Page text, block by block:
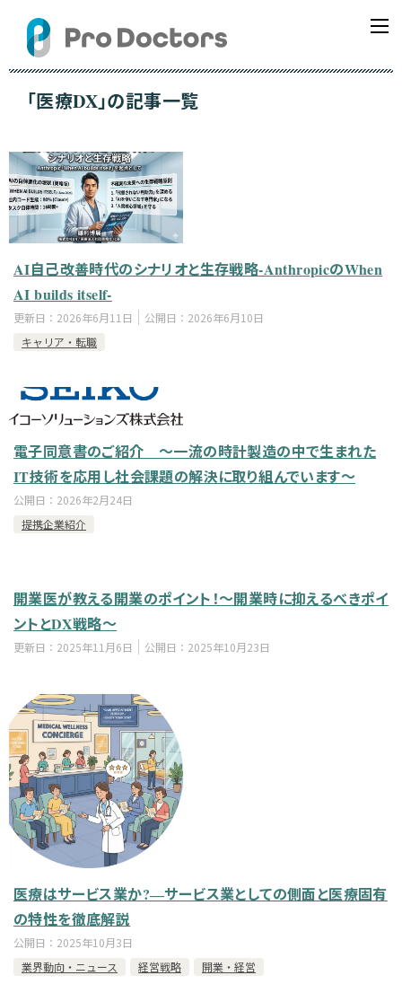
「医療DX」の記事一覧
AI自己改善時代のシナリオと生存戦略-AnthropicのWhen
AI builds itself-
更新日： 2026年6月11日 公開日： 2026年6月10日
キャリア・転職
電子同意書のご紹介 ～一流の時計製造の中で生まれた
IT技術を応用し社会課題の解決に取り組んでいます～
公開日： 2026年2月24日
提携企業紹介
開業医が教える開業のポイント！～開業時に抑えるべきポイ
ントとDX戦略～
更新日： 2025年11月6日 公開日： 2025年10月23日
医療はサービス業か?―サービス業としての側面と医療固有
の特性を徹底解説
公開日： 2025年10月3日
業界動向・ニュース
経営戦略 開業・経営